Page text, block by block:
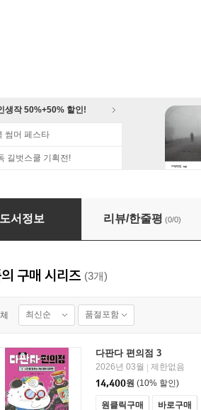
생작 50%+50% 할인!
썸머 페스타
길벗스쿨 기획전!
의점 2
도서정보 리뷰/한줄평 (0/0)
구매 시리즈 (3개)
최신순 품절포함
다판다 편의점 3
2026년 03월 | 제한없음
14,400원 (10% 할인)
원클릭구매 바로구매